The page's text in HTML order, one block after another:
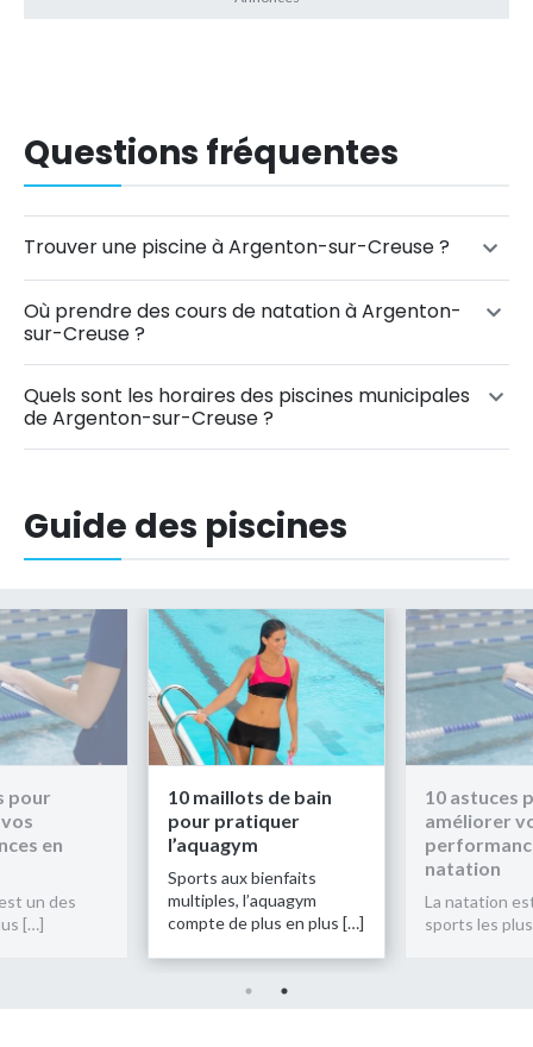
Questions fréquentes
Trouver une piscine à Argenton-sur-Creuse ?
Où prendre des cours de natation à Argenton-
sur-Creuse ?
Quels sont les horaires des piscines municipales
de Argenton-sur-Creuse ?
Guide des piscines
de bain
l’aquagym
plus en plus […]
10 astuces pour
améliorer vos
performances en
natation
La natation est un des
sports les plus […]
10
pour
Sports
multiples,
compte